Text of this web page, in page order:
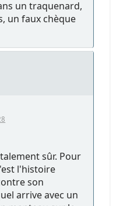
un traquenard,
un faux chèque
sûr. Pour
l'histoire
son
arrive avec un